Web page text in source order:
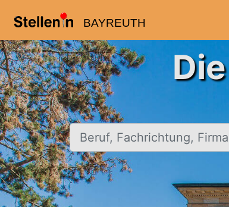
BAYREUTH
Beruf, Fachrichtung, Firma